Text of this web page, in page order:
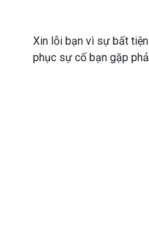
Xin lỗi bạn vì sự bất
phục sự cố bạn gặp